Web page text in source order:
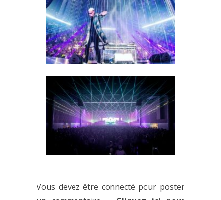
RETOUR SUR LE CONCERT
GIGANTESQUE DE DJ SNAKE À
BERCY
UP D’ANIMALZ EST DÉVOILÉE :
ON FAIT LE POINT
Vous devez être connecté pour poster